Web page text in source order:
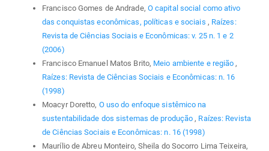
Francisco Gomes de Andrade, O capital social como ativo
das conquistas econômicas, políticas e sociais , Raízes:
Revista de Ciências Sociais e Econômicas: v. 25 n. 1 e 2
(2006)
Francisco Emanuel Matos Brito, Meio ambiente e região ,
Raízes: Revista de Ciências Sociais e Econômicas: n. 16
(1998)
Moacyr Doretto, O uso do enfoque sistêmico na
sustentabilidade dos sistemas de produção , Raízes: Revista
de Ciências Sociais e Econômicas: n. 16 (1998)
Maurílio de Abreu Monteiro, Sheila do Socorro Lima Teixeira,